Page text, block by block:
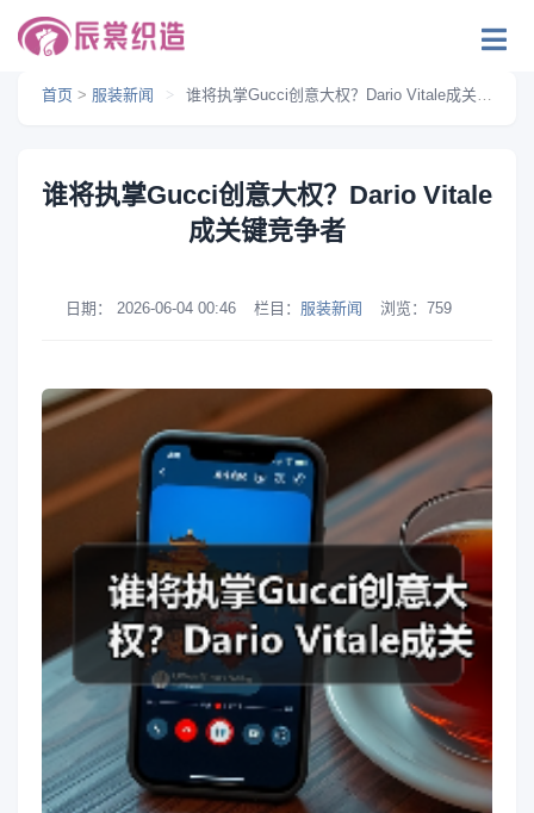
首页 > 服装新闻 > 谁将执掌Gucci创意大权？Dario Vitale成关键竞争者
谁将执掌Gucci创意大权？Dario Vitale
成关键竞争者
日期： 2026-06-04 00:46 栏目： 服装新闻 浏览： 759